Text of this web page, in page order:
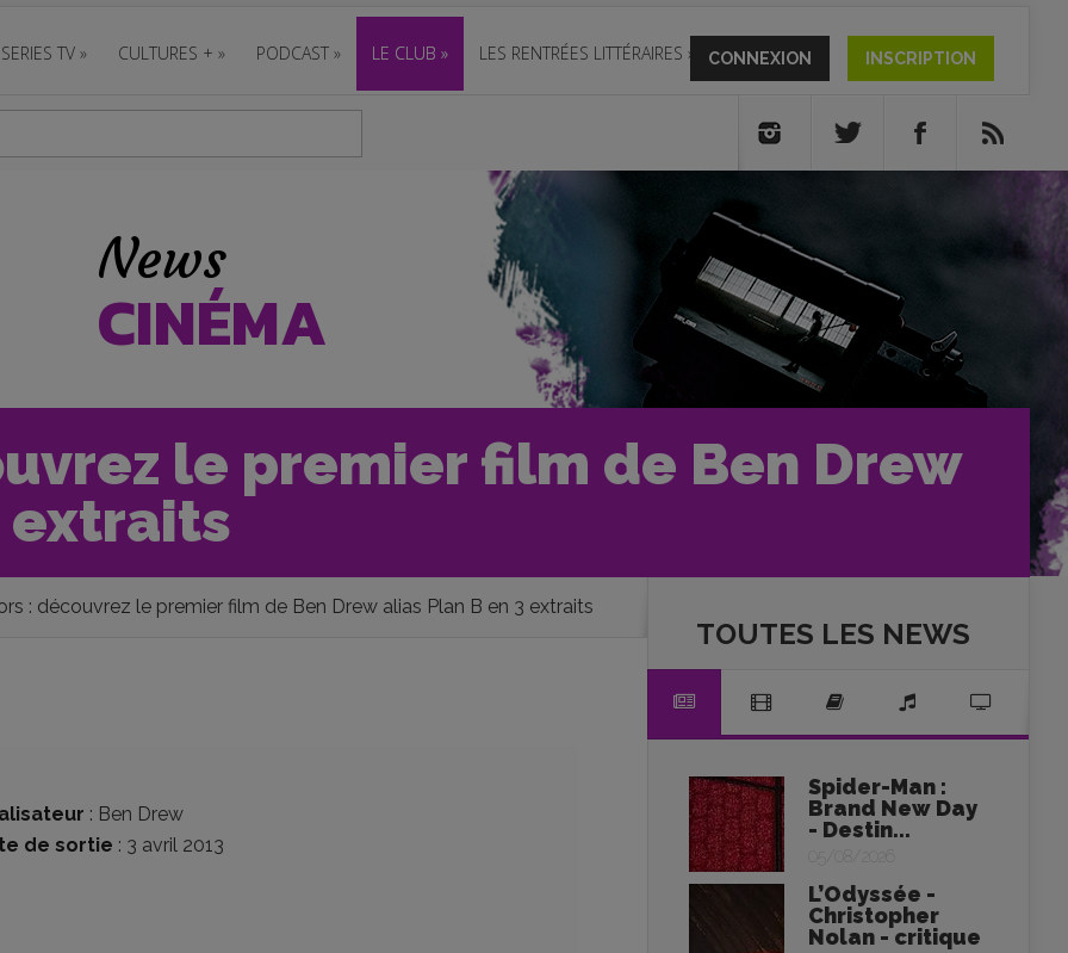
SERIES TV » CULTURES + » PODCAST » LE CLUB » LES RENTRÉES LITTÉRAIRES » CONNEXION INSCRIPTION
News
CINÉMA
le premier film de Ben Drew
extraits
: découvrez le premier film de Ben Drew alias Plan B en 3 extraits
: Ben Drew
de sortie : 3 avril 2013
TOUTES LES NEWS
Spider-Man :
Brand New Day
- Destin...
05/08/2026
L’Odyssée -
Christopher
Nolan - critique